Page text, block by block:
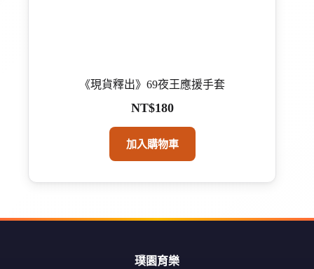
《現貨釋出》69夜王應援手套
NT$180
加入購物車
璞園育樂